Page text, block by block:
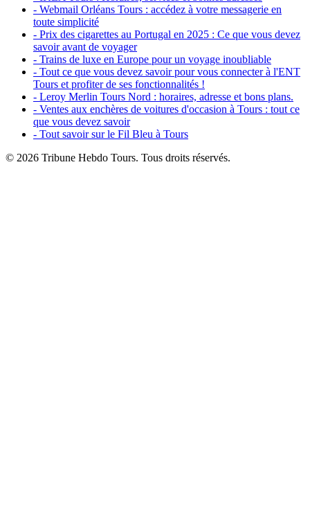
- Webmail Orléans Tours : accédez à votre messagerie en
toute simplicité
- Prix des cigarettes au Portugal en 2025 : Ce que vous devez
savoir avant de voyager
- Trains de luxe en Europe pour un voyage inoubliable
- Tout ce que vous devez savoir pour vous connecter à l'ENT
Tours et profiter de ses fonctionnalités !
- Leroy Merlin Tours Nord : horaires, adresse et bons plans.
- Ventes aux enchères de voitures d'occasion à Tours : tout ce
que vous devez savoir
- Tout savoir sur le Fil Bleu à Tours
© 2026 Tribune Hebdo Tours. Tous droits réservés.